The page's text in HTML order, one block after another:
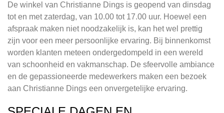
De winkel van Christianne Dings is geopend van dinsdag
tot en met zaterdag, van 10.00 tot 17.00 uur. Hoewel een
afspraak maken niet noodzakelijk is, kan het wel prettig
zijn voor een meer persoonlijke ervaring. Bij binnenkomst
worden klanten meteen ondergedompeld in een wereld
van schoonheid en vakmanschap. De sfeervolle ambiance
en de gepassioneerde medewerkers maken een bezoek
aan Christianne Dings een onvergetelijke ervaring.